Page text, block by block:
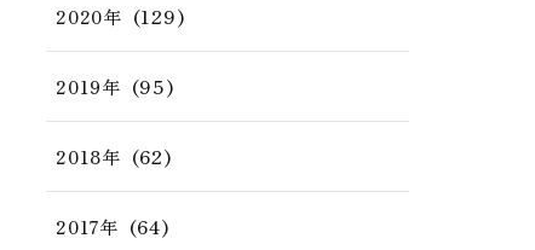
2020年 (129)
2019年 (95)
2018年 (62)
2017年 (64)